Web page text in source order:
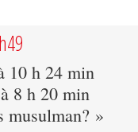
10 h 24 min
8 h 20 min
musulman? »